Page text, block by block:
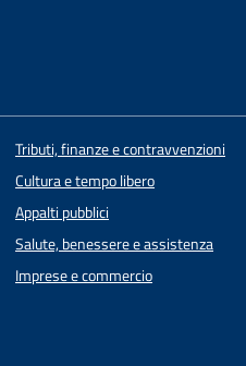
Tributi, finanze e contravvenzioni
Cultura e tempo libero
Appalti pubblici
Salute, benessere e assistenza
Imprese e commercio